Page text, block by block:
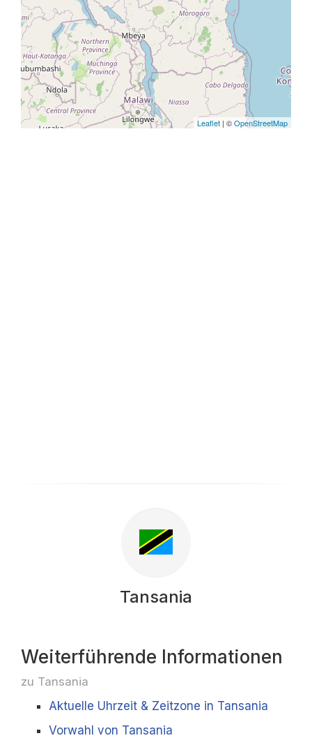
Leaflet | ©OpenStreetMap
Tansania
Weiterführende Informationen
zu Tansania
Aktuelle Uhrzeit & Zeitzone in Tansania
Vorwahl von Tansania